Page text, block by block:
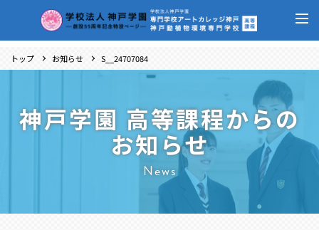
トップ お知らせ S__24707084
神戸学園 高等課程からの
お知らせ
News